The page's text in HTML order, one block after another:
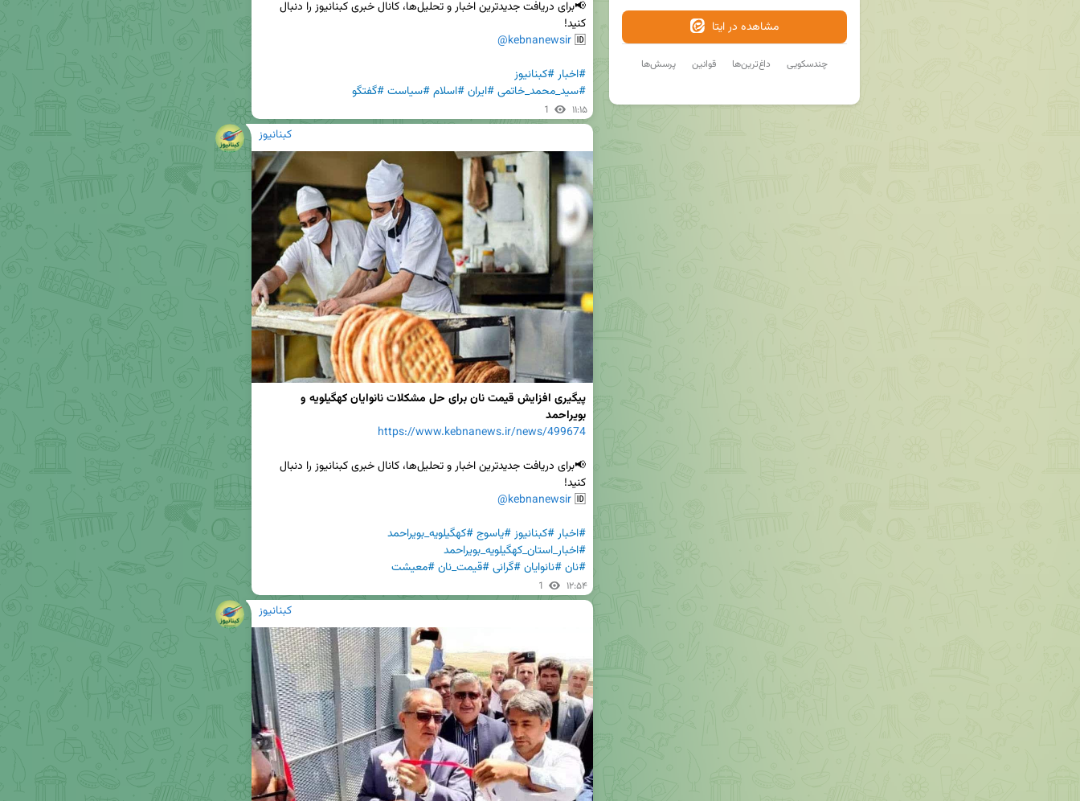
مشاهده در ایتا
پرسش‌ها قوانین داغ‌ترین‌ها چندسکویی
🆔
@kebnanewsir
#اخبار#کبنانیوز
#سید_محمد_خاتمی#ایران#اسلام#سیاست#گفتگو
1 ۱۱:۱۵
کبنانیوز
بویراحمد
https://www.kebnanews.ir/news/499674
🆔
@kebnanewsir
#اخبار#کبنانیوز#یاسوج#کهگیلویه_بویراحمد
#اخبار_استان_کهگیلویه_بویراحمد
#نان#نانوایان#گرانی#قیمت_نان#معیشت
1 ۱۲:۵۴
کبنانیوز